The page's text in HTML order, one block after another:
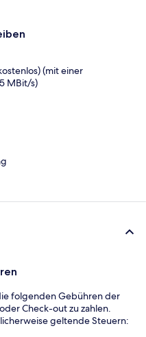
(mit einer
MBit/s)
folgenden Gebühren der
Check-out zu zahlen.
geltende Steuern: